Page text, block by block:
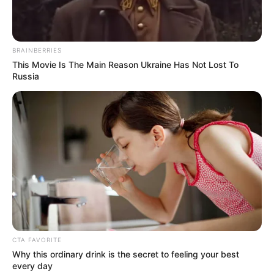
A matéria informa que esse é o primeiro caso registrado na história
de uma administração pública no município e continua: "os valores
do aumento que tinham direito, foram colocados e “retirados”, até
mesmo parecendo um golpe do PIX."
Um agente comunitário, funcionário da prefeitura, que pediu
para não ter seu nome divulgado, revoltado com a situação, reagiu
que nada consegue realizar, agora, querem aplicar um ‘estelionato’
BRAINBERRIES
This Movie Is The Main Reason Ukraine Has Not Lost To
Russia
CTA FAVORITE
Why this ordinary drink is the secret to feeling your best
every day